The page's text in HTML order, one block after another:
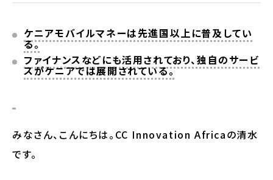
ケニアモバイルマネーは先進国以上に普及してい
る。
ファイナンスなどにも活用されており、独自のサービ
スがケニアでは展開されている。
みなさん、こんにちは。CC Innovation Africaの清水
です。